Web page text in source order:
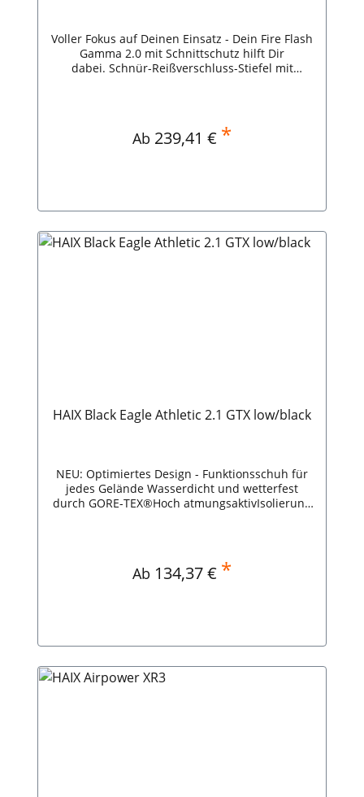
Voller Fokus auf Deinen Einsatz - Dein Fire Flash
Gamma 2.0 mit Schnittschutz hilft Dir
dabei. Schnür-Reißverschluss-Stiefel mit
Profil,Optimaler Klimakomfort,Schnelles An- und
Ausziehen,optimale Kälte-/Hitzeisolation. HAIX
Regulärer Preis:
Ab 239,41 € *
HAIX Black Eagle Athletic 2.1 GTX low/black
NEU: Optimiertes Design - Funktionsschuh für
jedes Gelände Wasserdicht und wetterfest
durch GORE-TEX®Hoch atmungsaktivIsolierung
Regulärer Preis:
Ab 134,37 € *